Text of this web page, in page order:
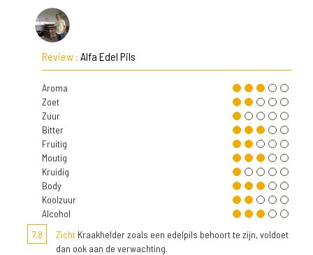
Review : Alfa Edel Pils
Aroma
Zoet
Zuur
Bitter
Fruitig
Moutig
Kruidig
Body
Koolzuur
Alcohol
7,8
Zicht Kraakhelder zoals een edelpils behoort te zijn, voldoet
dan ook aan de verwachting.